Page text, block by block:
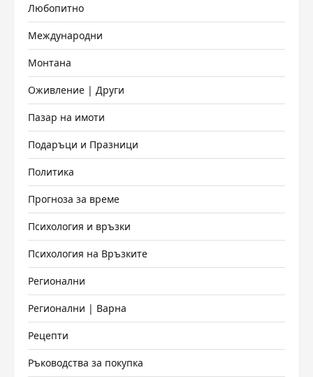
Любопитно
Международни
Монтана
Оживление | Други
Пазар на имоти
Подаръци и Празници
Политика
Прогноза за време
Психология и връзки
Психология на Връзките
Регионални
Регионални | Варна
Рецепти
Ръководства за покупка